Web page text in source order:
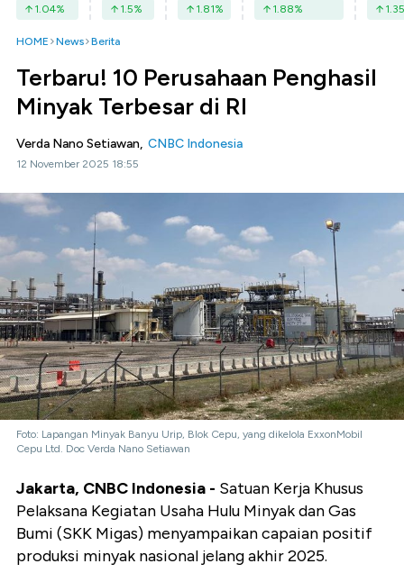
1.04% 1.5% 1.81% 1.88% 1.35
HOME News Berita
Terbaru! 10 Perusahaan Penghasil
Minyak Terbesar di RI
Verda Nano Setiawan, CNBC Indonesia
12 November 2025 18:55
Foto: Lapangan Minyak Banyu Urip, Blok Cepu, yang dikelola ExxonMobil
Cepu Ltd. Doc Verda Nano Setiawan
Jakarta, CNBC Indonesia - Satuan Kerja Khusus
Pelaksana Kegiatan Usaha Hulu Minyak dan Gas
Bumi (SKK Migas) menyampaikan capaian positif
produksi minyak nasional jelang akhir 2025.